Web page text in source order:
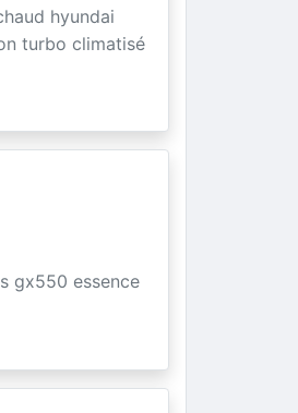
hyundai
turbo climatisé
gx550 essence